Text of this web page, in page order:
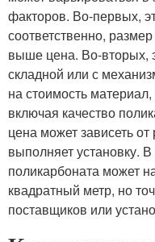
факторов. Во-первых,
соответственно,
выше цена. Во-вторых,
складной или с
на стоимость материал,
включая качество
цена может зависеть
выполняет установку.
поликарбоната может
квадратный метр, но
поставщиков или